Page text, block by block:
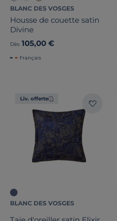
BLANC DES VOSGES
Housse de couette satin
Divine
Dès 105,00 €
Français
Liv. offerte
BLANC DES VOSGES